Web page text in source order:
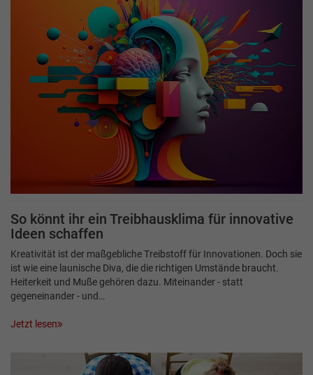
So könnt ihr ein Treibhausklima für innovative
Ideen schaffen
Kreativität ist der maßgebliche Treibstoff für Innovationen. Doch sie
ist wie eine launische Diva, die die richtigen Umstände braucht.
Heiterkeit und Muße gehören dazu. Miteinander - statt
gegeneinander - und…
Jetzt lesen